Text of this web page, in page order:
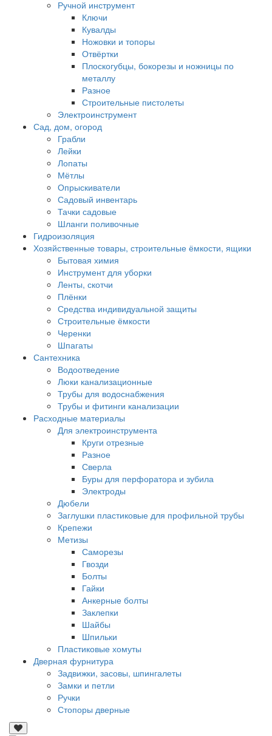
Ручной инструмент
Ключи
Кувалды
Ножовки и топоры
Отвёртки
Плоскогубцы, бокорезы и ножницы по
металлу
Разное
Строительные пистолеты
Электроинструмент
Сад, дом, огород
Грабли
Лейки
Лопаты
Мётлы
Опрыскиватели
Садовый инвентарь
Тачки садовые
Шланги поливочные
Гидроизоляция
Хозяйственные товары, строительные ёмкости, ящики
Бытовая химия
Инструмент для уборки
Ленты, скотчи
Плёнки
Средства индивидуальной защиты
Строительные ёмкости
Черенки
Шпагаты
Сантехника
Водоотведение
Люки канализационные
Трубы для водоснабжения
Трубы и фитинги канализации
Расходные материалы
Для электроинструмента
Круги отрезные
Разное
Сверла
Буры для перфоратора и зубила
Электроды
Дюбели
Заглушки пластиковые для профильной трубы
Крепежи
Метизы
Саморезы
Гвозди
Болты
Гайки
Анкерные болты
Заклепки
Шайбы
Шпильки
Пластиковые хомуты
Дверная фурнитура
Задвижки, засовы, шпингалеты
Замки и петли
Ручки
Стопоры дверные